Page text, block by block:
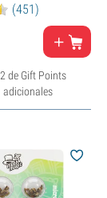
(451)
de Gift Points
adicionales